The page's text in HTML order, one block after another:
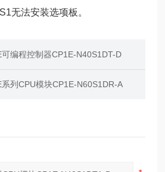
无法安装选项板。
编程控制器CP1E-N40S1DT-D
列CPU模块CP1E-N60S1DR-A